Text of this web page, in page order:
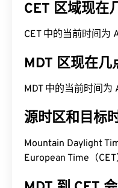
CET 区域现在
CET 中的当前时间为
MDT 区现在几
MDT 中的当前时间
源时区和目标
Mountain Daylight
European Time（